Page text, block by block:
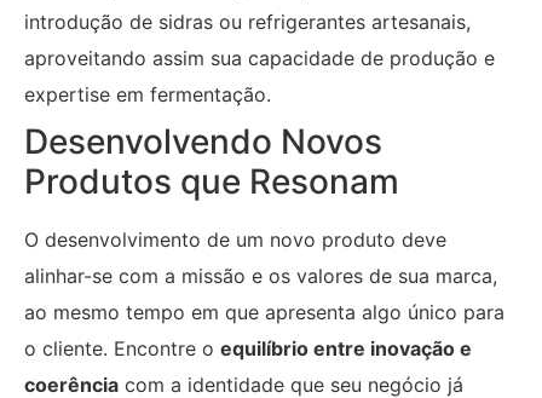
introdução de sidras ou refrigerantes artesanais,
aproveitando assim sua capacidade de produção e
expertise em fermentação.
Desenvolvendo Novos
Produtos que Resonam
O desenvolvimento de um novo produto deve
alinhar-se com a missão e os valores de sua marca,
ao mesmo tempo em que apresenta algo único para
o cliente. Encontre o equilíbrio entre inovação e
coerência com a identidade que seu negócio já